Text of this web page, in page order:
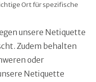
Ort für spezifische
unsere Netiquette
Zudem behalten
oder
Netiquette